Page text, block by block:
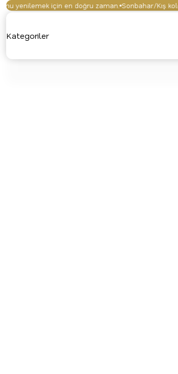
yenilemek için en doğru zaman. Sonbahar/Kış
Kategoriler